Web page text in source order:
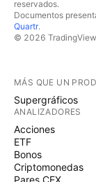
reservados.
Documentos
Quartr.
© 2026
MÁS QUE UN
Supergráficos
ANALIZADORES
Acciones
ETF
Bonos
Criptomonedas
Pares CEX